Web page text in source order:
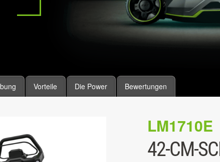
Vorteile Die Power Bewertungen
LM1710E
42-CM-